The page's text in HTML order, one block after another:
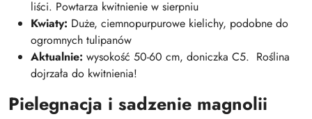
liści. Powtarza kwitnienie w sierpniu
Kwiaty: Duże, ciemnopurpurowe kielichy, podobne do
ogromnych tulipanów
Aktualnie: wysokość 50-60 cm, doniczka C5. Roślina
dojrzała do kwitnienia!
Pielegnacja i sadzenie magnolii